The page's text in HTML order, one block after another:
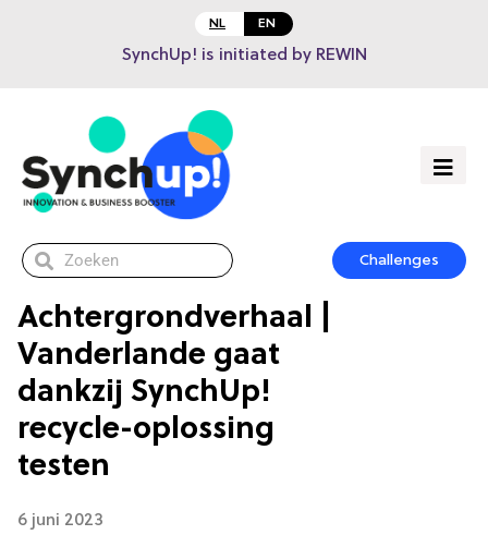
NL EN
SynchUp! is initiated by REWIN
Challenges
Achtergrondverhaal |
Vanderlande gaat
dankzij SynchUp!
recycle-oplossing
testen
6 juni 2023